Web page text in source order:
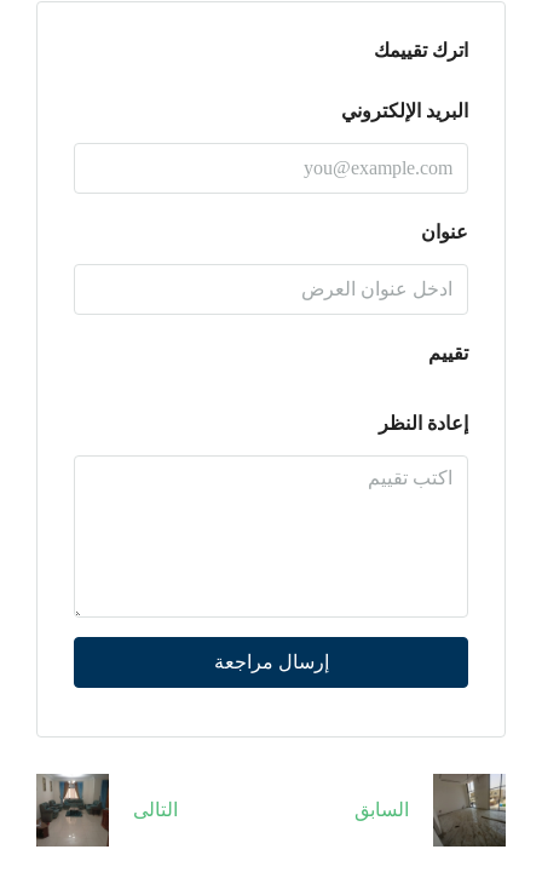
اترك تقييمك
البريد الإلكتروني
عنوان
تقييم
إعادة النظر
إرسال مراجعة
السابق التالى